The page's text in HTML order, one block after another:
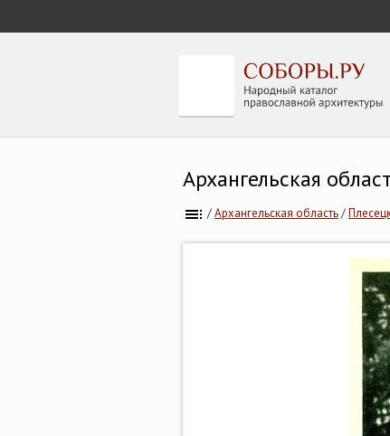
Архангельская
/Архангельская область/